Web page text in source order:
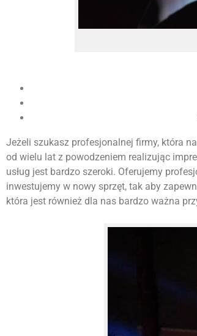
Jeżeli szukasz profesjonalnej firmy, która
od wielu lat z powodzeniem realizując
usług jest bardzo szeroki. Oferujemy
inwestujemy w nowy sprzęt, tak aby
która jest również dla nas bardzo ważna